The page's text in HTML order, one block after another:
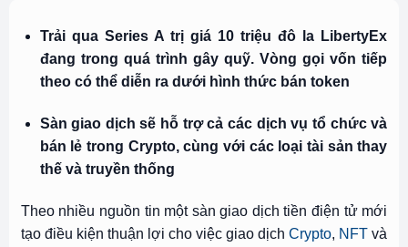
Trải qua Series A trị giá 10 triệu đô la LibertyEx
đang trong quá trình gây quỹ. Vòng gọi vốn tiếp
theo có thể diễn ra dưới hình thức bán token
Sàn giao dịch sẽ hỗ trợ cả các dịch vụ tổ chức và
bán lẻ trong Crypto, cùng với các loại tài sản thay
thế và truyền thống
Theo nhiều nguồn tin một sàn giao dịch tiền điện tử mới
tạo điều kiện thuận lợi cho việc giao dịchCrypto, NFT và